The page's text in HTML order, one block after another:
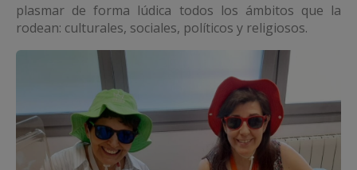
plasmar de forma lúdica todos los ámbitos que la
rodean: culturales, sociales, políticos y religiosos.